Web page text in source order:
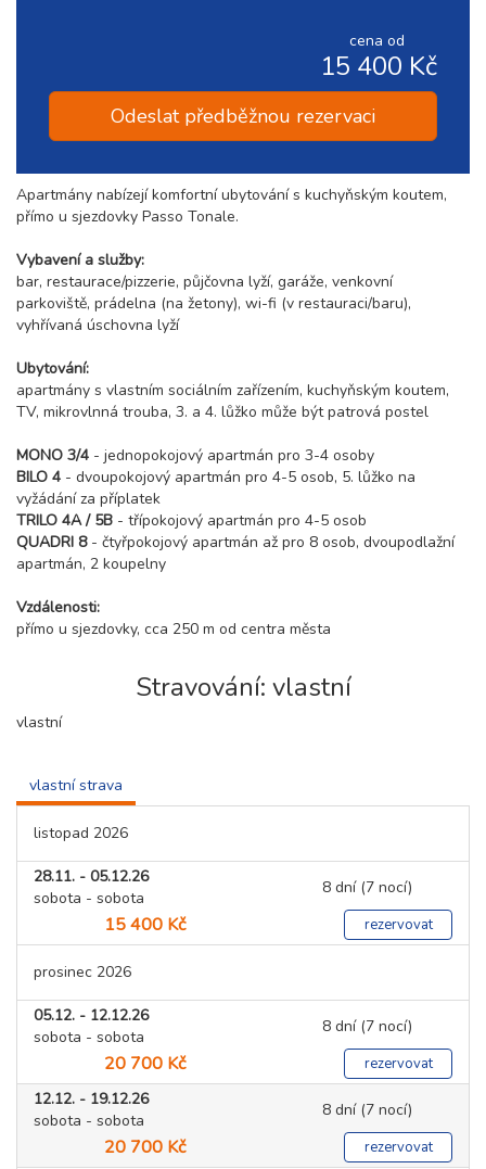
cena od
15 400 Kč
Odeslat předběžnou rezervaci
Apartmány nabízejí komfortní ubytování s kuchyňským koutem,
přímo u sjezdovky Passo Tonale.
Vybavení a služby:
bar, restaurace/pizzerie, půjčovna lyží, garáže, venkovní
parkoviště, prádelna (na žetony), wi-fi (v restauraci/baru),
vyhřívaná úschovna lyží
Ubytování:
apartmány s vlastním sociálním zařízením, kuchyňským koutem,
TV, mikrovlnná trouba, 3. a 4. lůžko může být patrová postel
MONO 3/4 - jednopokojový apartmán pro 3-4 osoby
BILO 4 - dvoupokojový apartmán pro 4-5 osob, 5. lůžko na
vyžádání za příplatek
TRILO 4A / 5B - třípokojový apartmán pro 4-5 osob
QUADRI 8- čtyřpokojový apartmán až pro 8 osob, dvoupodlažní
apartmán, 2 koupelny
Vzdálenosti:
přímo u sjezdovky, cca 250 m od centra města
Stravování: vlastní
vlastní
vlastní strava
listopad 2026
28.11. - 05.12.26
sobota - sobota
8 dní (7 nocí)
15 400 Kč rezervovat
prosinec 2026
05.12. - 12.12.26
sobota - sobota
8 dní (7 nocí)
20 700 Kč rezervovat
12.12. - 19.12.26
sobota - sobota
8 dní (7 nocí)
20 700 Kč rezervovat